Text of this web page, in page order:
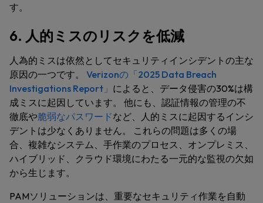
す。
6. 人的ミスのリスクを低減
人為的ミスは依然としてセキュリティインシデントの主な
原因の一つです。 Verizonの「2025 Data Breach
Investigations Report」 によると、データ侵害の30%は構
成ミスに起因しています。 他にも、認証情報の管理の不
徹底や脆弱なパスワードなど、人的ミスに起因するインシ
デントは少なくありません。 これらの問題は多くの場
合、複雑なシステム、手作業のプロセス、オンプレミス、
ハイブリッド、クラウド環境にわたる一元的な監視の欠如
から生じます。
PAMソリューションは、重要なセキュリティ作業を自動